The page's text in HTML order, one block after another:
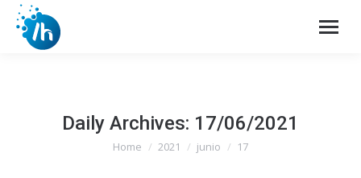
Daily Archives: 17/06/2021
You are here:
Home 2021 junio 17